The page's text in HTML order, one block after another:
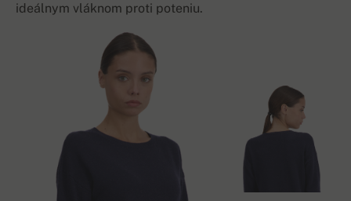
ideálnym vláknom proti poteniu.